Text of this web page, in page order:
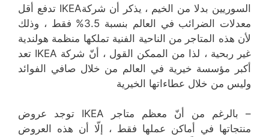
السوريين بدلا من الخيم ، يذكر أن شركةIKEA تدفع أقل
معدلات الضرائب في العالم بنسبة 3.5% فقط ، وذلك
لأن هذه المتاجر من الناحية الفنية تملكها منظمة هولندية
غير ربحية ، لذا من الممكن القول ، أنّ شركة IKEA تعد
أكبر مؤسسة خيرية في العالم من خلال صافي الفوائد
وليس من خلال عطاءاتها الخيرية
– بالرغم من أنّ معظم متاجر IKEA توجد عروض
منتجاتها في أماكن عملها فقط ، إلّا أن هذه العروض